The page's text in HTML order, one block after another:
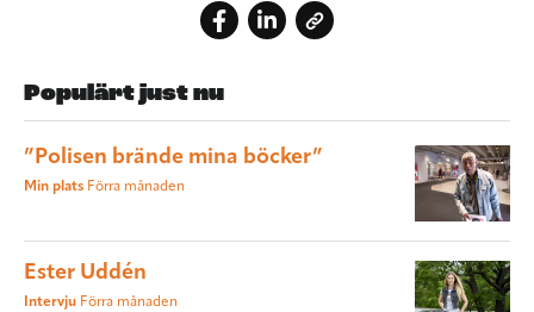
Populärt just nu
”Polisen brände mina böcker”
Min plats Förra månaden
Ester Uddén
Intervju Förra månaden